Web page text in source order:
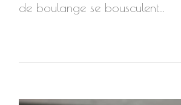
de boulange se bousculent...